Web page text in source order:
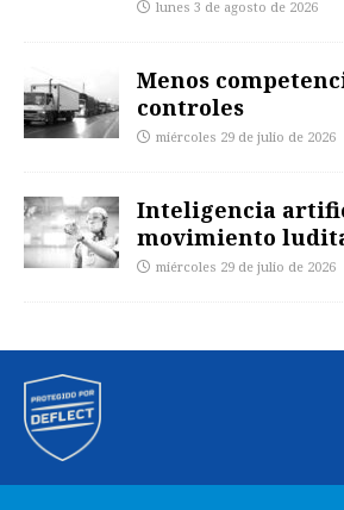
lunes 3 de agosto de 2026
Menos
controles
miércoles 29 de julio de 2026
Inteligencia
movimiento
miércoles 29 de julio de 2026